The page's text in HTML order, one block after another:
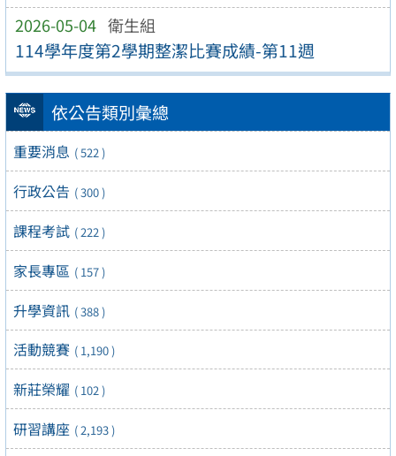
2026-05-04 衛生組
114學年度第2學期整潔比賽成績-第11週
依公告類別彙總
重要消息 ( 522 )
行政公告 ( 300 )
課程考試 ( 222 )
家長專區 ( 157 )
升學資訊 ( 388 )
活動競賽 ( 1,190 )
新莊榮耀 ( 102 )
研習講座 ( 2,193 )